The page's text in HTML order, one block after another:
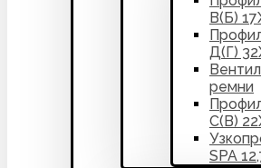
В(Б)
Д(Г)
ремни
С(В)
SPA